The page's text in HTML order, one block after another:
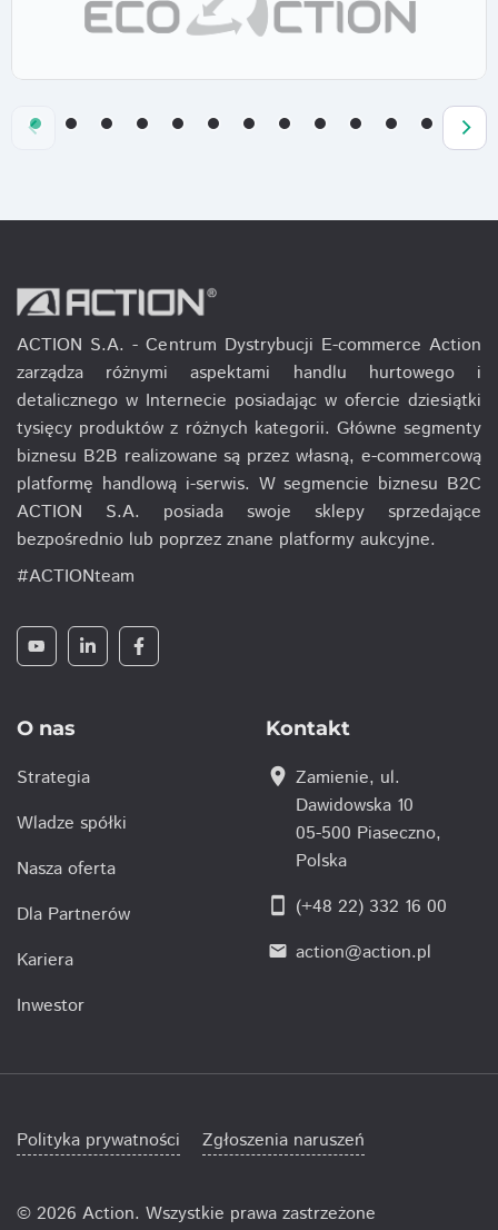
ACTION S.A. - Centrum Dystrybucji E-commerce Action
zarządza różnymi aspektami handlu hurtowego i
detalicznego w Internecie posiadając w ofercie dziesiątki
tysięcy produktów z różnych kategorii. Główne segmenty
biznesu B2B realizowane są przez własną, e-commercową
platformę handlową i-serwis. W segmencie biznesu B2C
ACTION S.A. posiada swoje sklepy sprzedające
bezpośrednio lub poprzez znane platformy aukcyjne.
#ACTIONteam
O nas
Strategia
Wladze spółki
Nasza oferta
Dla Partnerów
Kariera
Inwestor
Kontakt
location_on Zamienie, ul.
Dawidowska 10
05-500 Piaseczno,
Polska
smartphone (+48 22) 332 16 00
email action@action.pl
Polityka prywatności Zgłoszenia naruszeń
© 2026 Action. Wszystkie prawa zastrzeżone